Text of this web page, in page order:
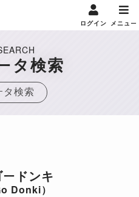
ログイン メニュー
タ検索
タ検索
ドンキ
Donki）